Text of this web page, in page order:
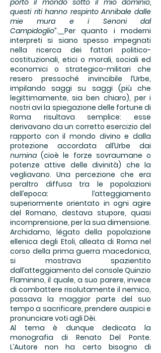
portò il mondo sotto il mio dominio,
questi riti hanno respinto Annibale dalle
mie mura e i Senoni dal
Campidoglio”.
Per quanto i moderni
interpreti si siano spesso impegnati
nella ricerca dei fattori politico-
costituzionali, etici o morali, sociali ed
economici o strategico-militari che
resero pressoché invincibile l’Urbe,
impilando saggi su saggi (più che
legittimamente, sia ben chiaro), per i
nostri avi la spiegazione delle fortune di
Roma risultava semplice: esse
derivavano da un corretto esercizio del
rapporto con il mondo divino e dalla
protezione accordata all’Urbe dai
numina (cioè le forze sovraumane o
potenze attive delle divinità) che la
vegliavano. Una percezione che era
peraltro diffusa tra le popolazioni
dell’epoca: l’atteggiamento
superiormente orientato in ogni agire
del Romano, destava stupore, quasi
incomprensione, per la sua dimensione.
Archidamo, légato della popolazione
ellenica degli Etoli, alleata di Roma nel
corso della prima guerra macedonica,
si mostrava spazientito
dall’atteggiamento del console Quinzio
Flaminino, il quale, a suo parere, invece
di combattere risolutamente il nemico,
passava la maggior parte del suo
tempo a sacrificare, prendere auspici e
pronunciare voti agli Dèi.
Al tema è dunque dedicata la
monografia di Renato Del Ponte.
L’Autore non ha certo bisogno di